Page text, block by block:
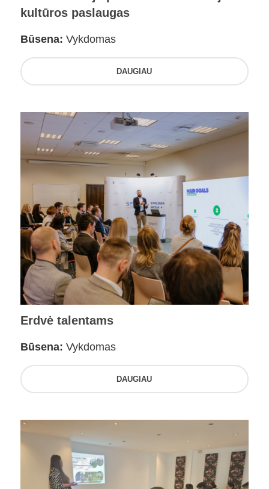
kultūros paslaugas
Būsena: Vykdomas
DAUGIAU
Erdvė talentams
Būsena: Vykdomas
DAUGIAU